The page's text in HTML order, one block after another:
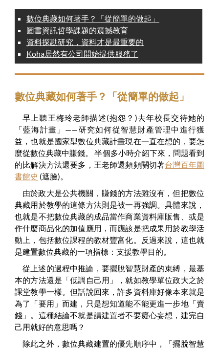
數位典藏如何著手？「從簡單的做起」
圖書資訊哲學課題的震撼教育
資料探勘研究，資料才是最重要的
Koha居然有公司開始提供服務了
數位典藏如何著手？「從簡單的做起」
早上聽王梅玲老師描述(抱怨？)去年校長交待她的
「藍海計畫」——研究如何從智慧財產管理中進行獲
益，也就是國家型數位典藏計畫現在一直在想的，要怎
麼從數位典藏中賺錢。 半個多小時介紹下來，問題看到
的比解決方法還要多，王老師還頻頻關切著台灣百年圖
書館史 (遮臉)。
由於政大是公共機關，賺錢的方法雖沒有，但把數位
典藏用於教學的這條方法則是被一再強調。具體來說，
也就是不把數位典藏的成品當作商業資料庫販售、或是
作什麼商品化的加值應用，而應該是把成果用於教學活
動上，包括數位課程的教材豐富化。反過來說，這也就
是建置數位典藏的一項指標：支援教學目的。
從上述的過程中推論，要擺脫智慧財產的束縛，最基
本的方法還是「低調自己用」，就如教學單位政大之於
課堂教學一樣。但話說回來，許多資料庫好像本來就是
為了「要用」而建，只是想知道能不能更進一步地「賣
錢」。這種結論不就是請建置者不要癡心妄想，建完自
己用就好的意思嗎？
除此之外，數位典藏建置的優先順序中，「擺脫智慧